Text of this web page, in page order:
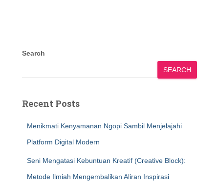
Search
SEARCH
Recent Posts
Menikmati Kenyamanan Ngopi Sambil Menjelajahi
Platform Digital Modern
Seni Mengatasi Kebuntuan Kreatif (Creative Block):
Metode Ilmiah Mengembalikan Aliran Inspirasi